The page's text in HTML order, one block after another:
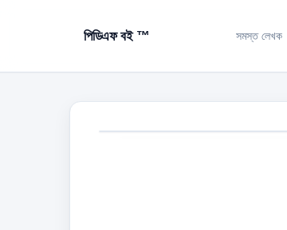
পিডিএফ বই ™ সমস্ত লেখক